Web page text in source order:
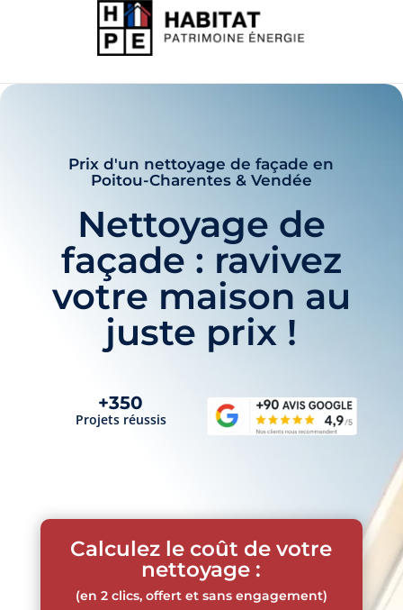
Prix d'un nettoyage de façade en
Poitou-Charentes & Vendée
Nettoyage de
façade : ravivez
votre maison au
juste prix !
+350
Projets réussis
Calculez le coût de votre
nettoyage :
(en 2 clics, offert et sans engagement)